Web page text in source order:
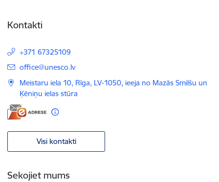
Kontakti
+371 67325109
E-pasts:
office@unesco.lv
Meistaru iela 10, Rīga, LV-1050, ieeja no Mazās Smilšu un
Ķēniņu ielas stūra
Visi kontakti
Sekojiet mums